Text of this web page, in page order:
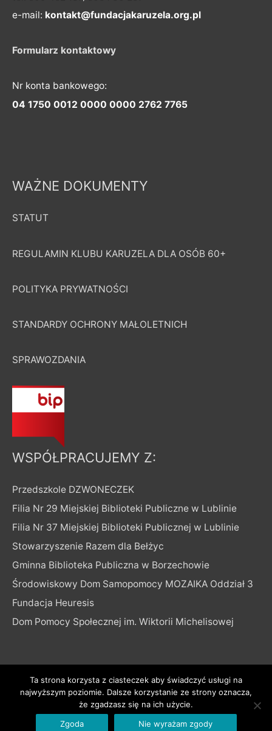
e-mail: kontakt@fundacjakaruzela.org.pl
Formularz kontaktowy
Nr konta bankowego:
04 1750 0012 0000 0000 2762 7765
WAŻNE DOKUMENTY
STATUT
REGULAMIN KLUBU KARUZELA DLA OSÓB 60+
POLITYKA PRYWATNOŚCI
STANDARDY OCHRONY MAŁOLETNICH
SPRAWOZDANIA
WSPÓŁPRACUJEMY Z:
Przedszkole DZWONECZEK
Filia Nr 29 Miejskiej Biblioteki Publiczne w Lublinie
Filia Nr 37 Miejskiej Biblioteki Publicznej w Lublinie
Stowarzyszenie Razem dla Bełżyc
Gminna Biblioteka Publiczna w Borzechowie
Środowiskowy Dom Samopomocy MOZAIKA Oddział 3
Fundacja Heuresis
Dom Pomocy Społecznej im. Wiktorii Michelisowej
Copyright © 2026ciekawe zajęcia dla seniorów/ osób
| Powered by Astra Motyw WordPressa
Ta strona korzysta z ciasteczek aby świadczyć usługi na
najwyższym poziomie. Dalsze korzystanie ze strony oznacza,
że zgadzasz się na ich użycie.
Zgoda
Nie wyrażam zgody